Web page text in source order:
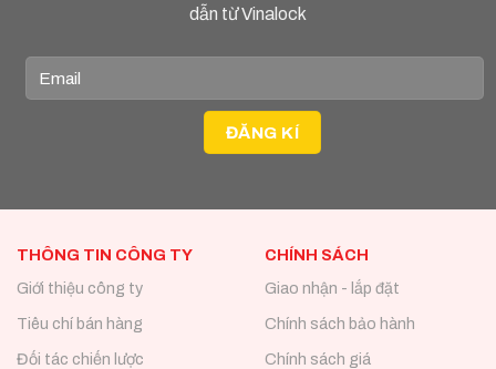
dẫn từ Vinalock
THÔNG TIN CÔNG TY
Giới thiệu công ty
Tiêu chí bán hàng
Đối tác chiến lược
CHÍNH SÁCH
Giao nhận - lắp đặt
Chính sách bảo hành
Chính sách giá